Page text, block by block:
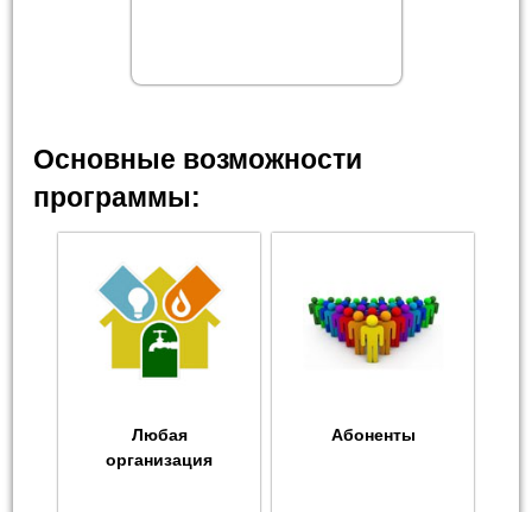
Основные возможности
программы:
Любая
организация
Абоненты